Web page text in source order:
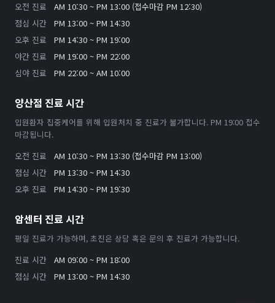
오전 진료
AM 10:30 ~ PM 13:00 (접수마감 PM 12:30)
점심 시간
PM 13:00 ~ PM 14:30
오후 진료
PM 14:30 ~ PM 19:00
야간 진료
PM 19:00 ~ PM 22:00
심야 진료
PM 22:00 ~ AM 10:00
양산점 진료 시간
입원환자 집중케어를 위해 입원처치 중 진료가 불가합니다. PM 19:00 접수
마감됩니다.
오전 진료
AM 10:30 ~ PM 13:30 (접수마감 PM 13:00)
점심 시간
PM 13:30 ~ PM 14:30
오후 진료
PM 14:30 ~ PM 19:30
암센터 진료 시간
평일 진료가 가능하며, 초진은 상담 혹은 문의 후 진료가 가능합니다.
진료 시간
AM 09:00 ~ PM 18:00
점심 시간
PM 13:00 ~ PM 14:30